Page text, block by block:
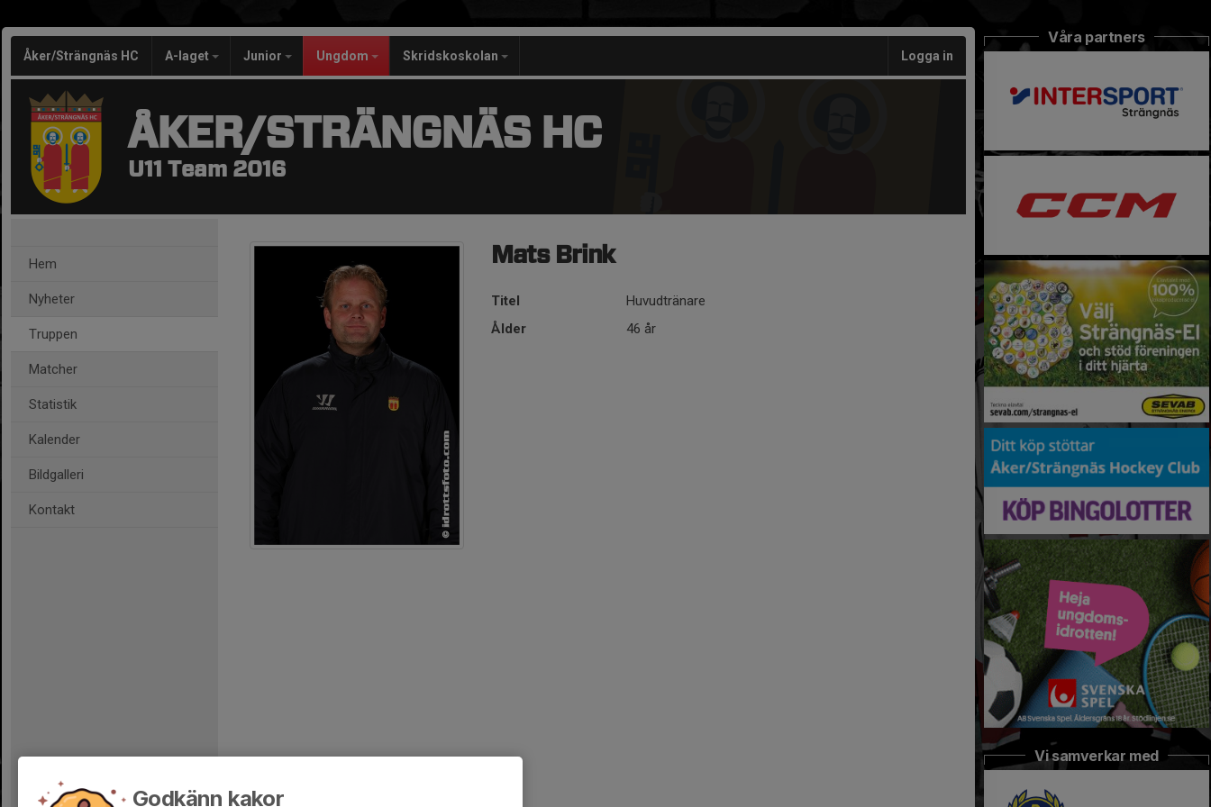
Åker/Strängnäs HC A-laget Junior Ungdom Skridskoskolan Logga in
ÅKER/STRÄNGNÄS HC
U11 Team 2016
Hem
Nyheter
Truppen
Matcher
Statistik
Kalender
Bildgalleri
Kontakt
Mats Brink
Titel
Huvudtränare
Ålder
46 år
Våra partners
Vi samverkar med
Godkänn kakor